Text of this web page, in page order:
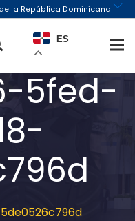
ES
5fed-